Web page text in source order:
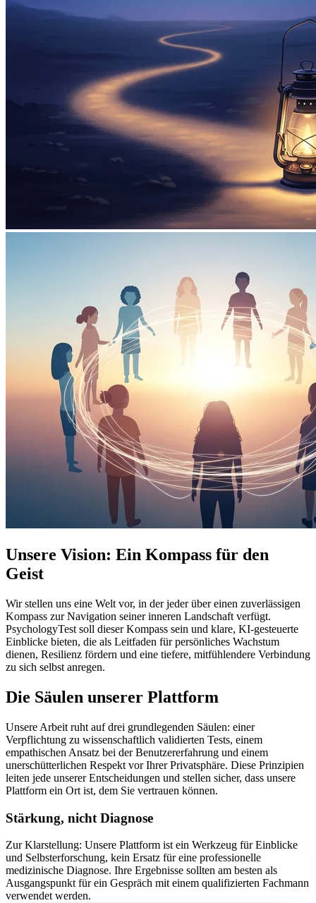
Unsere Vision: Ein Kompass für den
Geist
Wir stellen uns eine Welt vor, in der jeder über einen zuverlässigen
Kompass zur Navigation seiner inneren Landschaft verfügt.
PsychologyTest soll dieser Kompass sein und klare, KI-gesteuerte
Einblicke bieten, die als Leitfaden für persönliches Wachstum
dienen, Resilienz fördern und eine tiefere, mitfühlendere Verbindung
zu sich selbst anregen.
Die Säulen unserer Plattform
Unsere Arbeit ruht auf drei grundlegenden Säulen: einer
Verpflichtung zu wissenschaftlich validierten Tests, einem
empathischen Ansatz bei der Benutzererfahrung und einem
unerschütterlichen Respekt vor Ihrer Privatsphäre. Diese Prinzipien
leiten jede unserer Entscheidungen und stellen sicher, dass unsere
Plattform ein Ort ist, dem Sie vertrauen können.
Stärkung, nicht Diagnose
Zur Klarstellung: Unsere Plattform ist ein Werkzeug für Einblicke
und Selbsterforschung, kein Ersatz für eine professionelle
medizinische Diagnose. Ihre Ergebnisse sollten am besten als
Ausgangspunkt für ein Gespräch mit einem qualifizierten Fachmann
verwendet werden.